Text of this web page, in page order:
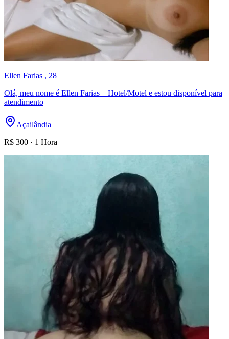
Ellen Farias , 28
Olá, meu nome é Ellen Farias – Hotel/Motel e estou disponível para
atendimento
Açailândia
R$ 300 · 1 Hora